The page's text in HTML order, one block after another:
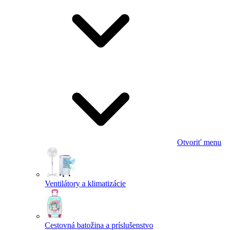
Otvoriť menu
Ventilátory a klimatizácie
Cestovná batožina a príslušenstvo